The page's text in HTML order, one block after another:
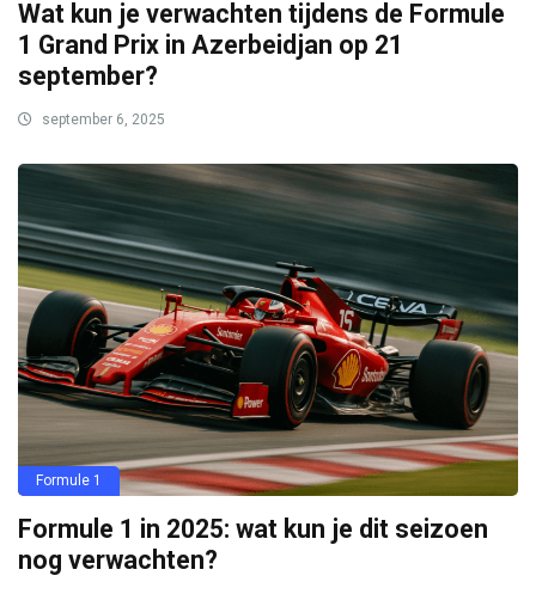
Wat kun je verwachten tijdens de Formule
1 Grand Prix in Azerbeidjan op 21
september?
september 6, 2025
Formule 1
Formule 1 in 2025: wat kun je dit seizoen
nog verwachten?